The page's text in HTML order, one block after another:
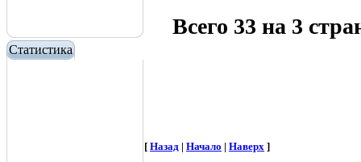
Статистика
Всего 33 на 3
[ Назад | Начало | Наверх ]